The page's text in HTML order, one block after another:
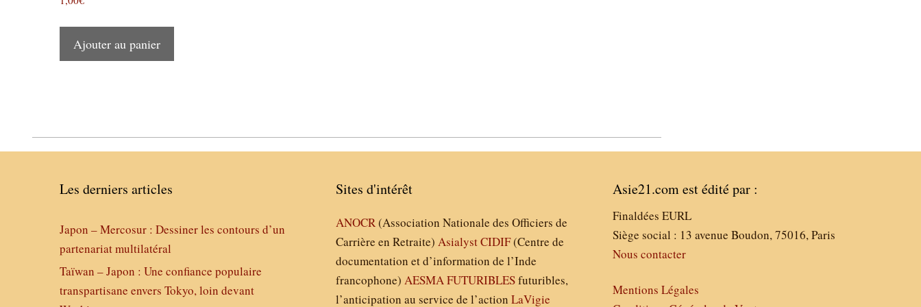
Ajouter au panier
Les derniers articles
Japon – Mercosur : Dessiner les contours d’un
partenariat multilatéral
Taïwan – Japon : Une confiance populaire
transpartisane envers Tokyo, loin devant
Sites d'intérêt
ANOCR(Association Nationale des Officiers de
Carrière en Retraite)AsialystCIDIF(Centre de
documentation et d’information de l’Inde
francophone)AESMAFUTURIBLESfuturibles,
l’anticipation au service de l’actionLaVigie
Asie21.com est édité par :
Finaldées EURL
Siège social : 13 avenue Boudon, 75016, Paris
Nous contacter
Mentions Légales